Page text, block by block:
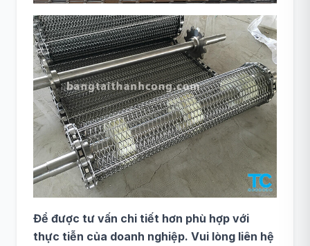
Để được tư vấn chi tiết hơn phù hợp với
thực tiễn của doanh nghiệp. Vui lòng liên hệ